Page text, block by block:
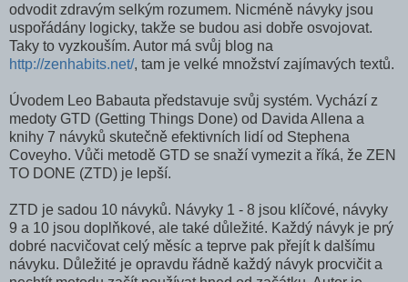
odvodit zdravým selkým rozumem. Nicméně návyky jsou
uspořádány logicky, takže se budou asi dobře osvojovat.
Taky to vyzkouším. Autor má svůj blog na
http://zenhabits.net/, tam je velké množství zajímavých textů.
Úvodem Leo Babauta představuje svůj systém. Vychází z
medoty GTD (Getting Things Done) od Davida Allena a
knihy 7 návyků skutečně efektivních lidí od Stephena
Coveyho. Vůči metodě GTD se snaží vymezit a říká, že ZEN
TO DONE (ZTD) je lepší.
ZTD je sadou 10 návyků. Návyky 1 - 8 jsou klíčové, návyky
9 a 10 jsou doplňkové, ale také důležité. Každý návyk je prý
dobré nacvičovat celý měsíc a teprve pak přejít k dalšímu
návyku. Důležité je opravdu řádně každý návyk procvičit a